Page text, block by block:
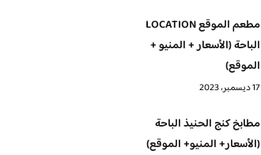
مطعم الموقع LOCATION
الباحة (الأسعار + المنيو +
الموقع)
17 ديسمبر، 2023
مطابخ كنج الحنيذ الباحة
(الأسعار+ المنيو+ الموقع)